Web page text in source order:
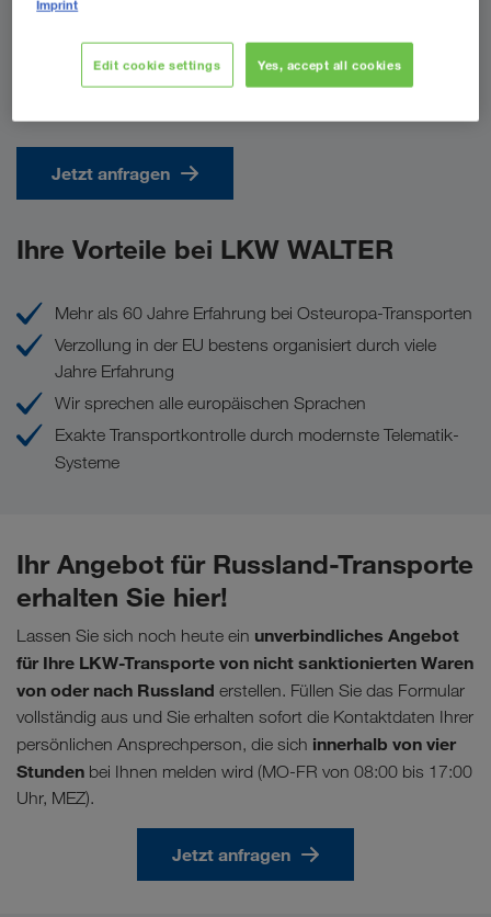
Nach
Jetzt anfragen
Ihre Vorteile bei LKW WALTER
Mehr als 60 Jahre Erfahrung bei Osteuropa-Transporten
Verzollung in der EU bestens organisiert durch viele
Jahre Erfahrung
Wir sprechen alle europäischen Sprachen
Exakte Transportkontrolle durch modernste Telematik-
Systeme
Ihr Angebot für Russland-Transporte
erhalten Sie hier!
Lassen Sie sich noch heute ein unverbindliches Angebot
für Ihre LKW-Transporte von nicht sanktionierten Waren
von oder nach Russland erstellen. Füllen Sie das Formular
vollständig aus und Sie erhalten sofort die Kontaktdaten Ihrer
persönlichen Ansprechperson, die sich innerhalb von vier
Stunden bei Ihnen melden wird (MO-FR von 08:00 bis 17:00
Uhr, MEZ).
Jetzt anfragen
Imprint
Edit cookie settings Yes, accept all cookies